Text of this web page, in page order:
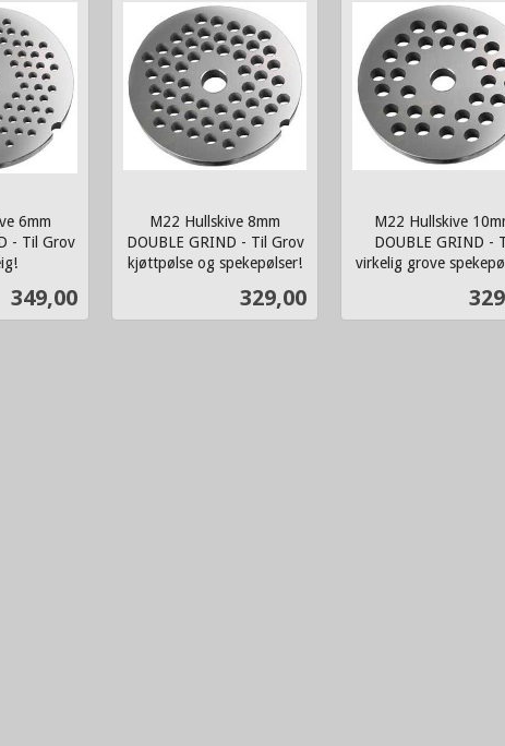
Kjøp Kjøp
6mm
- Til Grov
Pris
349,00
M22 Hullskive 8mm
DOUBLE GRIND - Til Grov
kjøttpølse og spekepølser!
Pris
329,00
M22 Hullskive
DOUBLE GRIND -
virkelig grove